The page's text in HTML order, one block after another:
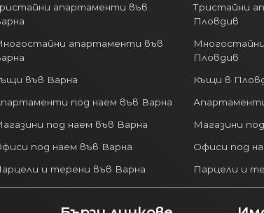
апартаменти във
апартаменти във
във Варна
под наем във Варна
под наем във Варна
под наем във Варна
и терени във Варна
Тристайни
Пловдив
Пловдив
Къщи в
Магазини
Офиси под
Парцели и